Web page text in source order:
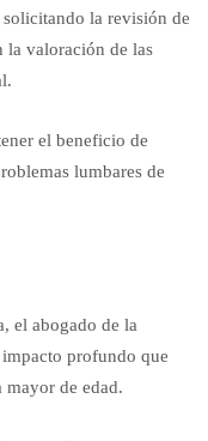
solicitando la revisión de
la valoración de las
el beneficio de
lumbares de
el abogado de la
profundo que
de edad.